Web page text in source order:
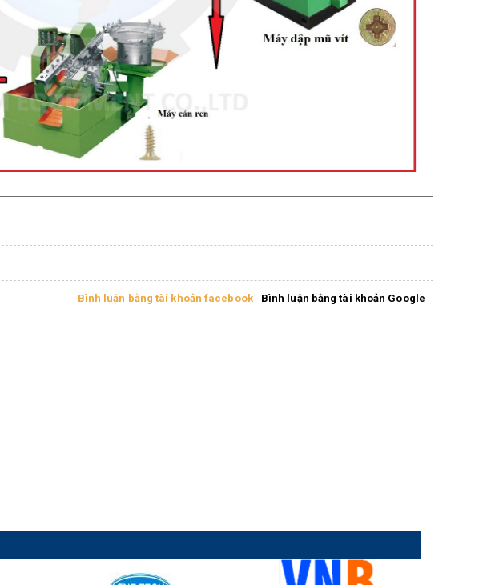
Chuyển giao
Lắp đặt máy hàn
Bình luận bằng tài khoản facebook Bình luận bằng tài khoản Google